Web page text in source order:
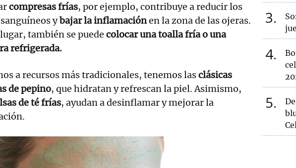
compresas frías, por ejemplo, contribuye a reducir los
ybajar la inflamaciónen la zona de las ojeras.
también se puede colocar una toalla fría o una
refrigerada.
a recursos más tradicionales, tenemos lasclásicas
de pepino, que hidratan y refrescan la piel. Asimismo,
de té frías, ayudan a desinflamar y mejorar la
3
4
5